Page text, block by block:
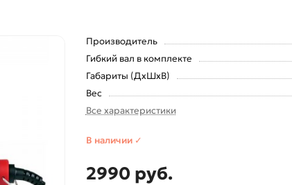
Производитель
Гибкий вал в комплекте
Габариты (ДхШхВ)
Вес
Все характеристики
В наличии ✓
2990 руб.